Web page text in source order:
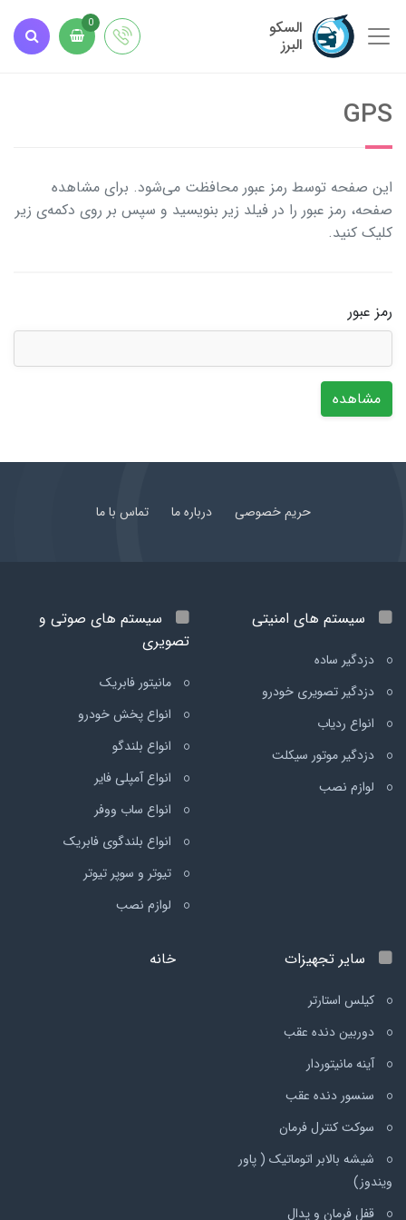
السکو
البرز
0
GPS
این صفحه توسط رمز عبور محافظت می‌شود. برای مشاهده
صفحه، رمز عبور را در فیلد زیر بنویسید و سپس بر روی دکمه‌ی زیر
کلیک کنید.
رمز عبور
مشاهده
حریم خصوصی درباره ما تماس با ما
سیستم های امنیتی
دزدگیر ساده
دزدگیر تصویری خودرو
انواع ردیاب
دزدگیر موتور سیکلت
لوازم نصب
سیستم های صوتی و
تصویری
مانیتور فابریک
انواع پخش خودرو
انواع بلندگو
انواع آمپلی فایر
انواع ساب ووفر
انواع بلندگوی فابریک
تیوتر و سوپر تیوتر
لوازم نصب
سایر تجهیزات
کیلس استارتر
دوربین دنده عقب
آینه مانیتوردار
سنسور دنده عقب
سوکت کنترل فرمان
شیشه بالابر اتوماتیک ( پاور
ویندوز)
قفل فرمان و پدال
خانه